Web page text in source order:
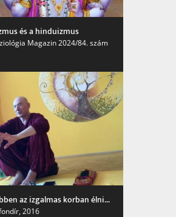
és a hinduizmus
Magazin 2024/84. szám
az izgalmas korban élni...
2016